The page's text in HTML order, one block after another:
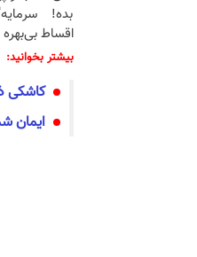
بده!
اقساط بی‌بهره
بیشتر بخوانید:
کاشکی
ایمان